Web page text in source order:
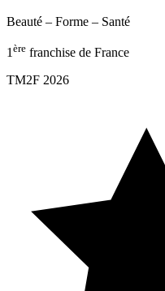
Beauté – Forme – Santé
1 ère franchise de France
TM2F 2026